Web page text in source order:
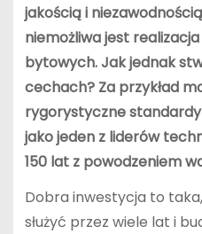
jakością i
niemożliwa jest
bytowych. Jak jednak
cechach? Za przykład
rygorystyczne
jako jeden z liderów
150 lat z powodzeniem
Dobra inwestycja to
służyć przez wiele lat i